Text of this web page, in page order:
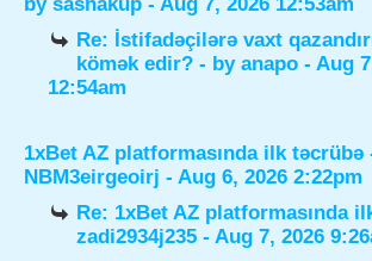
Re: İstifadəçilərə vaxt
kömək edir? - byanapo - Aug
12:54am
1xBet AZ platformasında ilk təcrübə
NBM3eirgeoirj - Aug 6, 2026 2:22pm
Re: 1xBet AZ platformasında
zadi2934j235 - Aug 7, 2026